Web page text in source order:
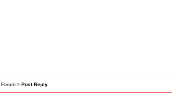
Forum > Post Reply